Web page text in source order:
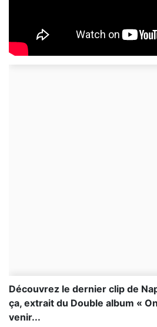
Découvrez le dernier clip de
ça, extrait du Double album «
venir...